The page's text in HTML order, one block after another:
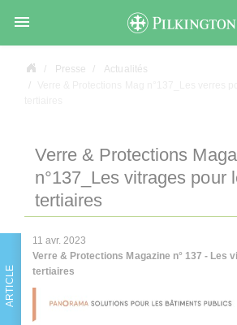

Presse
Actualités
Verre & Protections
n°137_Les vitrages pour
tertiaires
ARTICLE
11 avr. 2023
Verre & Protections Magazine n° 137 - Les
tertiaires